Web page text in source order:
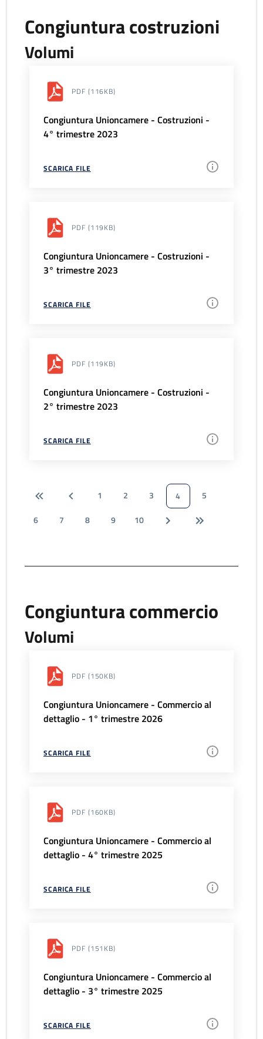
Congiuntura costruzioni
Volumi
PDF (116KB)
Congiuntura Unioncamere - Costruzioni -
4° trimestre 2023
SCARICA FILE
PDF (119KB)
Congiuntura Unioncamere - Costruzioni -
3° trimestre 2023
SCARICA FILE
PDF (119KB)
Congiuntura Unioncamere - Costruzioni -
2° trimestre 2023
SCARICA FILE
1 2 3 4
5
6
7 8 9 10
Congiuntura commercio
Volumi
PDF (150KB)
Congiuntura Unioncamere - Commercio al
dettaglio - 1° trimestre 2026
SCARICA FILE
PDF (160KB)
Congiuntura Unioncamere - Commercio al
dettaglio - 4° trimestre 2025
SCARICA FILE
PDF (151KB)
Congiuntura Unioncamere - Commercio al
dettaglio - 3° trimestre 2025
SCARICA FILE